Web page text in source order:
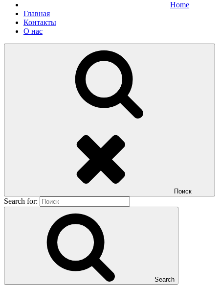
Home
Главная
Контакты
О нас
Поиск
Search for:
Search